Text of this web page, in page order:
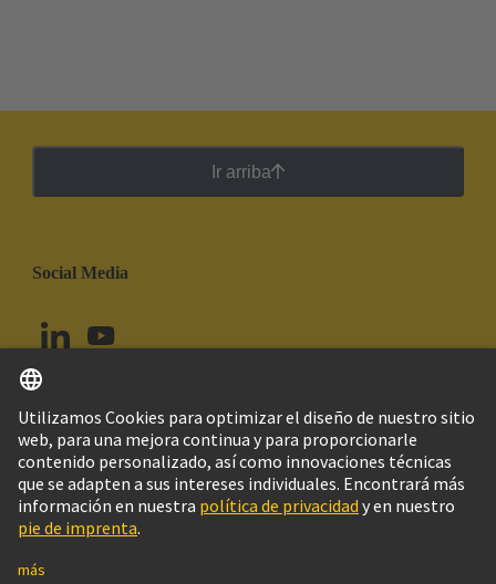
Ir arriba
Social Media
Ecuador Español
© Grupo Tecnológico HARTING
Imprint